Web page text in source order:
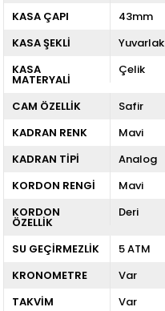
KASA ÇAPI
43mm
KASA ŞEKLİ
Yuvarlak
KASA
MATERYALİ
Çelik
CAM ÖZELLİK
Safir
KADRAN RENK
Mavi
KADRAN TİPİ
Analog
KORDON RENGİ
Mavi
KORDON
ÖZELLİK
Deri
SU GEÇİRMEZLİK
5 ATM
KRONOMETRE
Var
TAKVİM
Var